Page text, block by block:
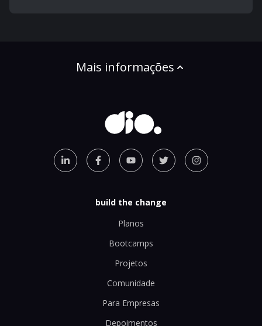
Mais informações
build the change
Planos
Bootcamps
Projetos
Comunidade
Para Empresas
Depoimentos